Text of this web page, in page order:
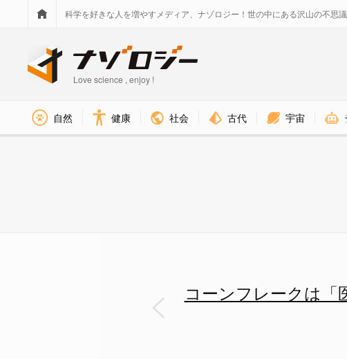
科学を好きな人を増やすメディア、ナゾロジー！世の中にある沢山の不思
Love science , enjoy !
自然 健康 社会 古代 宇宙
コーンフレークは